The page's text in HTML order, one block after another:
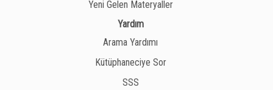
Yeni Gelen Materyaller
Yardım
Arama Yardımı
Kütüphaneciye Sor
SSS